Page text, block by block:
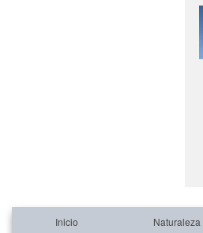
Inicio Naturaleza